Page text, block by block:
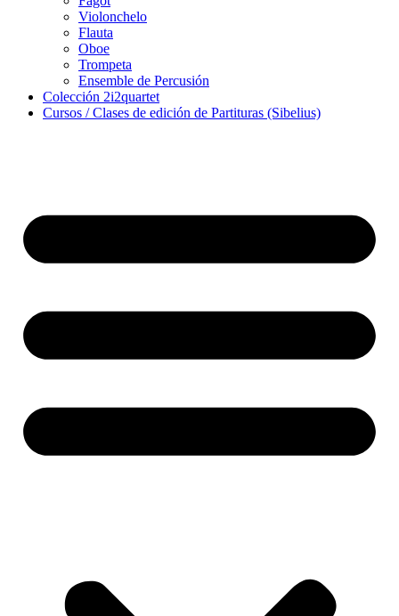
Violonchelo
Flauta
Oboe
Trompeta
Ensemble de Percusión
Colección 2i2quartet
Cursos / Clases de edición de Partituras (Sibelius)